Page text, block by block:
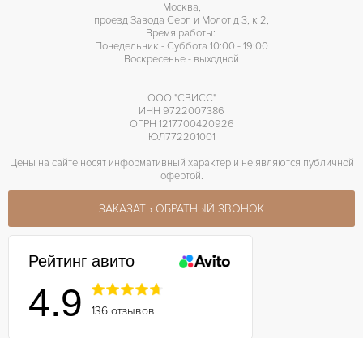
Москва,
проезд Завода Серп и Молот д 3, к 2,
Время работы:
Понедельник - Суббота 10:00 - 19:00
Воскресенье - выходной
ООО "СВИСС"
ИНН 9722007386
ОГРН 1217700420926
ЮЛ772201001
Цены на сайте носят информативный характер и не являются публичной
офертой.
ЗАКАЗАТЬ ОБРАТНЫЙ ЗВОНОК
Рейтинг авито
4.9 136 отзывов